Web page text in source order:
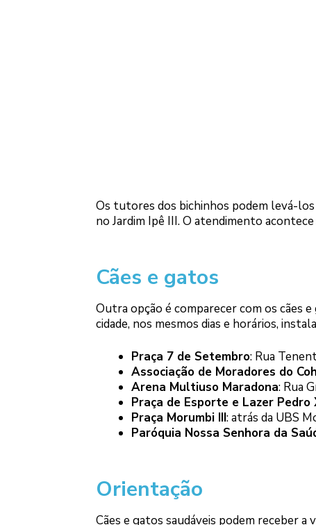
Os tutores dos bichinhos podem levá-los
no Jardim Ipê III. O atendimento
Cães e gatos
Outra opção é comparecer com os cães
cidade, nos mesmos dias e horários,
Praça 7 de Setembro: Rua
Associação de Moradores do
Arena Multiuso Maradona: Rua
Praça de Esporte e Lazer Pedro
Praça Morumbi III: atrás da UBS
Paróquia Nossa Senhora da
Orientação
Cães e gatos saudáveis podem receber a